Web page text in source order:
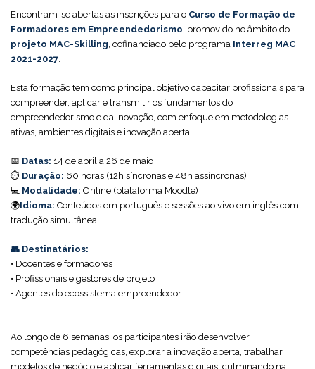
Encontram-se abertas as inscrições para o Curso de Formação de
Formadores em Empreendedorismo , promovido no âmbito do
projeto MAC-Skilling , cofinanciado pelo programa Interreg MAC
2021-2027
Esta formação tem como principal objetivo capacitar profissionais para
compreender, aplicar e transmitir os fundamentos do
empreendedorismo e da inovação, com enfoque em metodologias
ativas, ambientes digitais e inovação aberta.
📅 Datas: 14 de abril a 26 de maio
⏱️ Duração: 60 horas (12h síncronas e 48h assíncronas)
💻 Modalidade: Online (plataforma Moodle)
🌍Idioma: Conteúdos em português e sessões ao vivo em inglês com
tradução simultânea
👥 Destinatários:
• Docentes e formadores
• Profissionais e gestores de projeto
• Agentes do ecossistema empreendedor
Ao longo de 6 semanas, os participantes irão desenvolver
competências pedagógicas, explorar a inovação aberta, trabalhar
modelos de negócio e aplicar ferramentas digitais, culminando na